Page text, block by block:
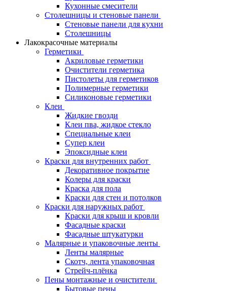
Кухонные смесители
Столешницы и стеновые панели
Стеновые панели для кухни
Столешницы
Лакокрасочные материалы
Герметики
Акриловые герметики
Очистители герметика
Пистолеты для герметиков
Полимерные герметики
Силиконовые герметики
Клеи
Жидкие гвозди
Клеи пва, жидкое стекло
Специальные клеи
Супер клеи
Эпоксидные клеи
Краски для внутренних работ
Декоративное покрытие
Колеры для краски
Краска для пола
Краски для стен и потолков
Краски для наружных работ
Краски для крыш и кровли
Фасадные краски
Фасадные штукатурки
Малярные и упаковочные ленты
Ленты малярные
Скотч, лента упаковочная
Стрейч-плёнка
Пены монтажные и очистители
Бытовые пены